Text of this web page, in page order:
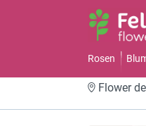
Rosen
Flower